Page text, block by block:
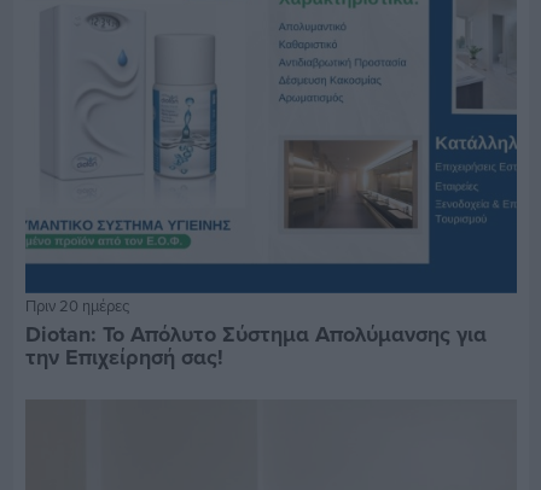
Πριν 20 ημέρες
Diotan: Το Απόλυτο Σύστημα Απολύμανσης για
την Επιχείρησή σας!